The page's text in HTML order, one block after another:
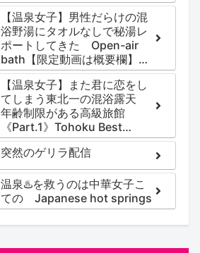
【温泉女子】男性だらけの混
浴野湯にタオルなしで秘湯レ
ポートしてきた Open-air
bath【限定動画は概要欄】尻
焼温泉郷 川の湯
【温泉女子】また君に恋をし
てしまう東北一の混浴露天
年齢制限がある高級旅館
《Part.1》Tohoku Best
Secret hotspring #japan
#koteno
突然のゲリラ配信
温泉♨️を救うのは中華女子こ
ての Japanese hot springs